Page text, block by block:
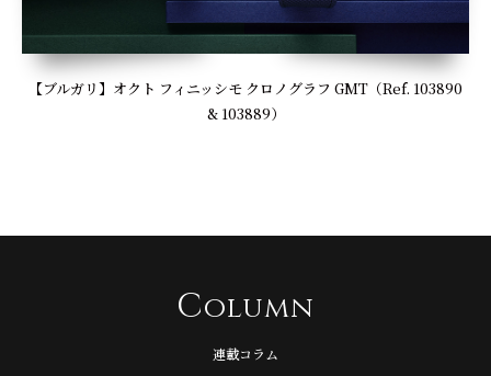
【ブルガリ】オクト フィニッシモ クロノグラフ GMT（Ref. 103890
& 103889）
Column
連載コラム